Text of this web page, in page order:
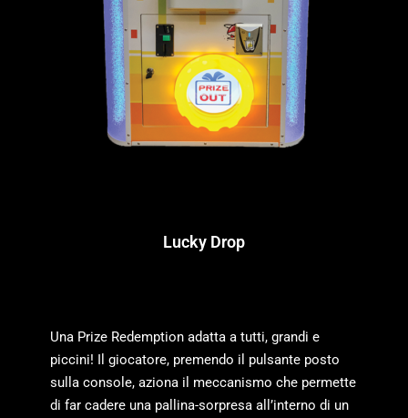
Lucky Drop
Una Prize Redemption adatta a tutti, grandi e
piccini! Il giocatore, premendo il pulsante posto
sulla console, aziona il meccanismo che permette
di far cadere una pallina-sorpresa all’interno di un